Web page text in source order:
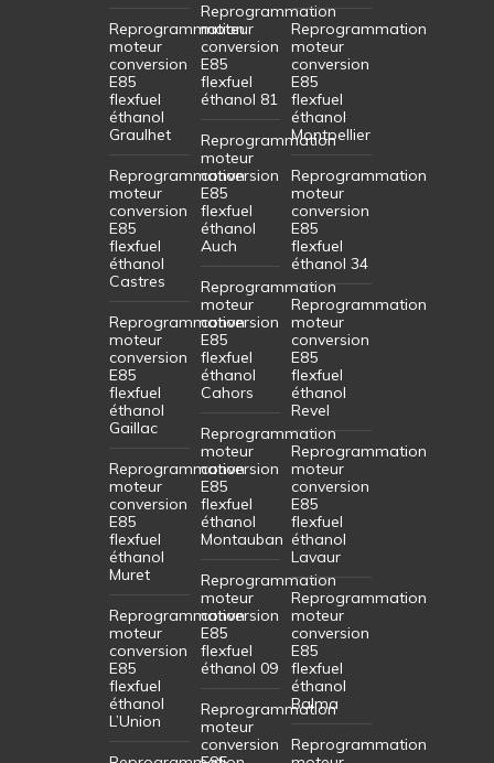
Reprogrammation
moteur
conversion
E85
flexfuel
éthanol
Graulhet
Reprogrammation
moteur
conversion
E85
flexfuel
éthanol
Castres
Reprogrammation
moteur
conversion
E85
flexfuel
éthanol
Gaillac
Reprogrammation
moteur
conversion
E85
flexfuel
éthanol
Muret
Reprogrammation
moteur
conversion
E85
flexfuel
éthanol
L’Union
Reprogrammation
moteur
conversion
E85
flexfuel
éthanol 81
Reprogrammation
moteur
conversion
E85
flexfuel
éthanol
Auch
Reprogrammation
moteur
conversion
E85
flexfuel
éthanol
Cahors
Reprogrammation
moteur
conversion
E85
flexfuel
éthanol
Montauban
Reprogrammation
moteur
conversion
E85
flexfuel
éthanol 09
Reprogrammation
moteur
conversion
Reprogrammation
moteur
conversion
E85
flexfuel
éthanol
Montpellier
Reprogrammation
moteur
conversion
E85
flexfuel
éthanol 34
Reprogrammation
moteur
conversion
E85
flexfuel
éthanol
Revel
Reprogrammation
moteur
conversion
E85
flexfuel
éthanol
Lavaur
Reprogrammation
moteur
conversion
E85
flexfuel
éthanol
Balma
Reprogrammation